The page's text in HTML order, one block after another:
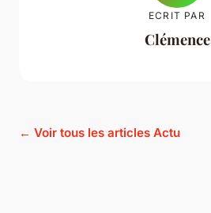
ECRIT PAR
Clémence
← Voir tous les articles Actu